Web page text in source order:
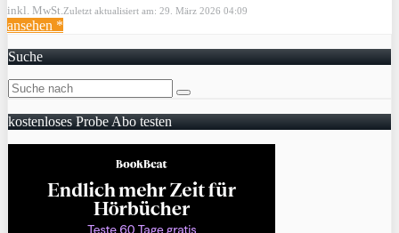
inkl. MwSt.Zuletzt aktualisiert am: 29. März 2026 04:09
ansehen *
Suche
kostenloses Probe Abo testen